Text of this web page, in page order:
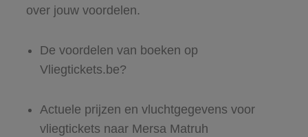
over jouw voordelen.
De voordelen van boeken op
Vliegtickets.be?
Actuele prijzen en vluchtgegevens voor
vliegtickets naar Mersa Matruh